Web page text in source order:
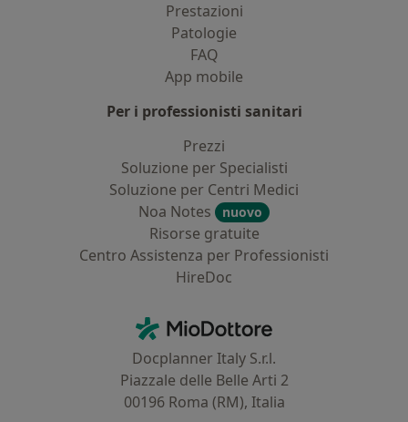
Prestazioni
Patologie
FAQ
App mobile
Per i professionisti sanitari
Prezzi
Soluzione per Specialisti
Soluzione per Centri Medici
Noa Notes
nuovo
Risorse gratuite
Centro Assistenza per Professionisti
HireDoc
MioDottore - Homepage
Docplanner Italy S.r.l.
Piazzale delle Belle Arti 2
00196 Roma (RM), Italia